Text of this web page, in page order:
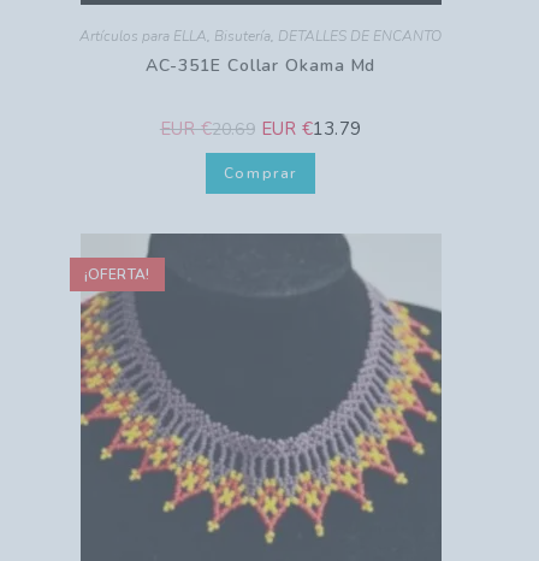
Artículos para ELLA, Bisutería, DETALLES DE ENCANTO
AC-351E Collar Okama Md
EUR €20.69 EUR €13.79
Comprar
¡OFERTA!